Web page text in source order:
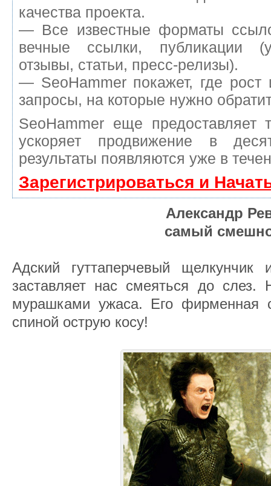
качества проекта.
— Все известные форматы
вечные ссылки, публикации
отзывы, статьи, пресс-релизы).
— SeoHammer покажет, где
запросы, на которые нужно
SeoHammer еще предоставляет
ускоряет продвижение в
результаты появляются уже в
Зарегистрироваться и
Александр
самый
Адский гуттаперчевый
заставляет нас смеяться до
мурашками ужаса. Его фирменная
спиной острую косу!